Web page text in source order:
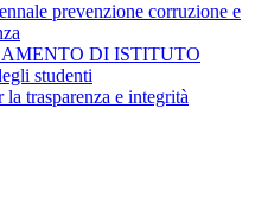
prevenzione corruzione e
DI ISTITUTO
studenti
la trasparenza e integrità